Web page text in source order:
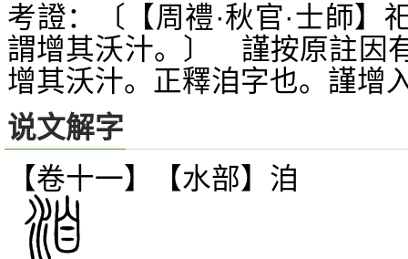
考證：〔【周禮·秋官·士師】
謂增其沃汁。〕 謹按原註因
增其沃汁。正釋洎字也。謹增
说文解字
【卷十一】【水部】 洎